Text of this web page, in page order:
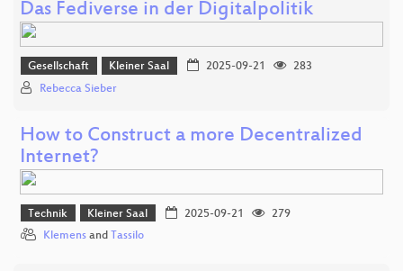
Das Fediverse in der Digitalpolitik
Gesellschaft Kleiner Saal 2025-09-21
283
Rebecca Sieber
How to Construct a more Decentralized
Internet?
Technik Kleiner Saal 2025-09-21
279
Klemens and Tassilo